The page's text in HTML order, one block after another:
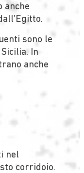
anche
sono le
In
anche
nel
corridoio.